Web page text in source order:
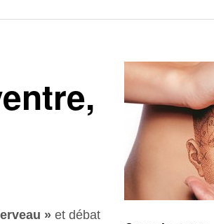
»et débat